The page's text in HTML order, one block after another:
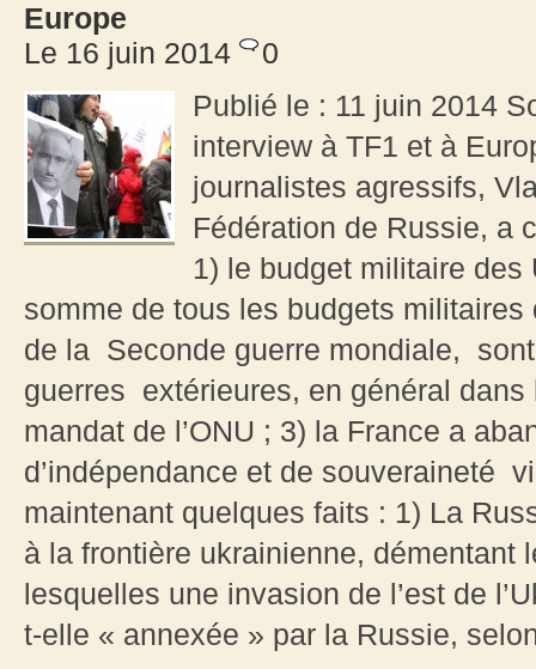
Europe
Le 16 juin 2014
0
Publié le : 11 juin 2014
interview à TF1 et à
journalistes agressifs,
Fédération de Russie, a
1) le budget militaire
somme de tous les budgets
de la Seconde guerre mondiale,
guerres extérieures, en général dans
mandat de l’ONU ; 3) la France a
d’indépendance et de souveraineté
maintenant quelques faits : 1) La
à la frontière ukrainienne, démentant
lesquelles une invasion de l’est de
t-elle « annexée » par la Russie,